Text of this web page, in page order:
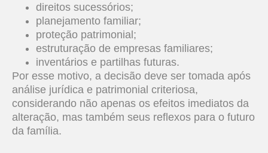
direitos sucessórios;
planejamento familiar;
proteção patrimonial;
estruturação de empresas familiares;
inventários e partilhas futuras.
Por esse motivo, a decisão deve ser tomada após
análise jurídica e patrimonial criteriosa,
considerando não apenas os efeitos imediatos da
alteração, mas também seus reflexos para o futuro
da família.